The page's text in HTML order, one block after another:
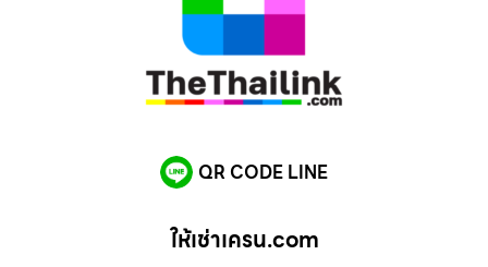
QR CODE LINE
ให้เช่าเครน.com